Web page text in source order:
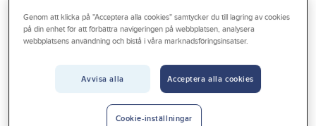
Outlet
Gelia Produkter Gelia El Tele-, data-, TV, säkerhet Data
ELKO RS
Data-/teleuttag,
infällt 1x8, kat
Genom att klicka på "Acceptera alla cookies" samtycker du till lagring av cookies
på din enhet för att förbättra navigeringen på webbplatsen, analysera
webbplatsens användning och bistå i våra marknadsföringsinsatser.
Avvisa alla Acceptera alla cookies
Cookie-inställningar